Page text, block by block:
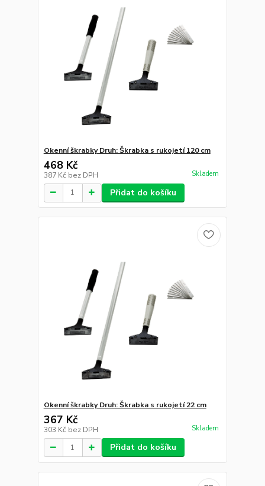
Okenní škrabky Druh: Škrabka s rukojetí 120 cm
468 Kč
387 Kč bez DPH Skladem
Přidat do košíku
Okenní škrabky Druh: Škrabka s rukojetí 22 cm
367 Kč
303 Kč bez DPH Skladem
Přidat do košíku